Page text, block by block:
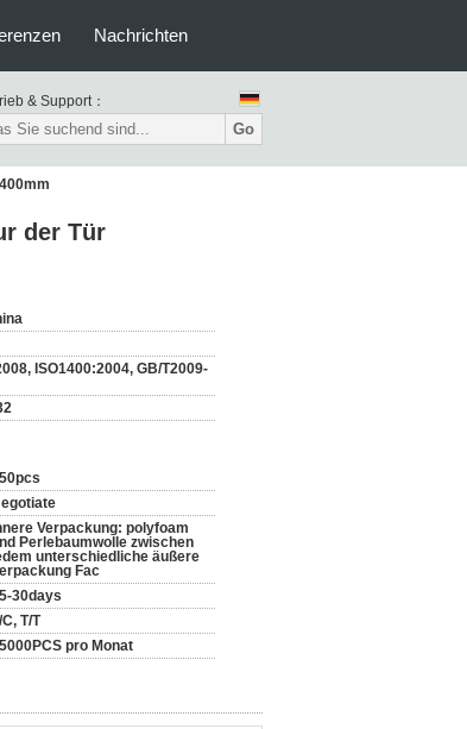
Nachrichten
& Support：
Go
der Tür
ISO1400:2004, GB/T2009-
Verpackung: polyfoam
Perlebaumwolle zwischen
unterschiedliche äußere
Fac
30days
C, T/T
pro Monat